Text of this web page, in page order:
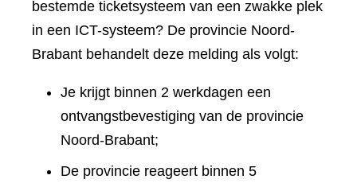
bestemde ticketsysteem van een zwakke plek
in een ICT-systeem? De provincie Noord-
Brabant behandelt deze melding als volgt:
Je krijgt binnen 2 werkdagen een
ontvangstbevestiging van de provincie
Noord-Brabant;
De provincie reageert binnen 5